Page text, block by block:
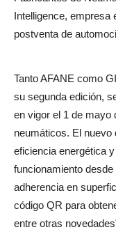
Intelligence, empresa
postventa de
Tanto AFANE como
su segunda edición,
en vigor el 1 de mayo
neumáticos. El
eficiencia energética
funcionamiento
adherencia en
código QR para
entre otras